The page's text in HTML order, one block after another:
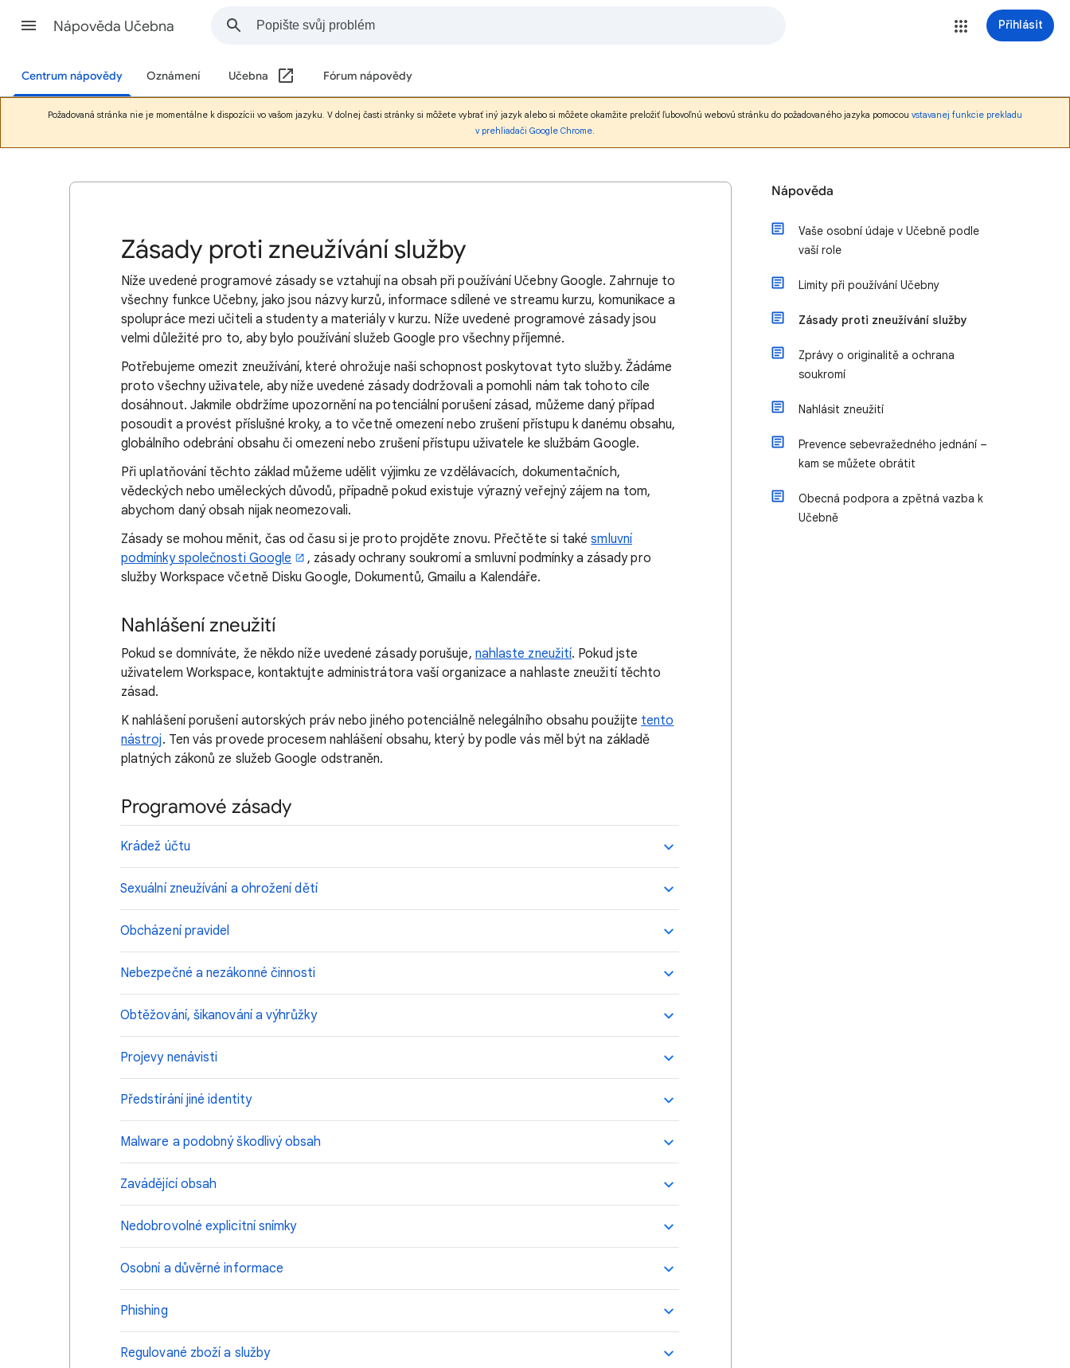
Nápověda Učebna Přihlásit
Centrum nápovědy Oznámení Učebna Fórum nápovědy
Požadovaná stránka nie je momentálne k dispozícii vo vašom jazyku. V dolnej časti stránky si môžete vybrať iný jazyk alebo si môžete okamžite preložiť ľubovoľnú webovú stránku do požadovaného jazyka pomocou vstavanej funkcie prekladu
v prehliadači Google Chrome.
Zásady proti zneužívání služby
Níže uvedené programové zásady se vztahují na obsah při používání Učebny Google. Zahrnuje to
všechny funkce Učebny, jako jsou názvy kurzů, informace sdílené ve streamu kurzu, komunikace a
spolupráce mezi učiteli a studenty a materiály v kurzu. Níže uvedené programové zásady jsou
velmi důležité pro to, aby bylo používání služeb Google pro všechny příjemné.
Potřebujeme omezit zneužívání, které ohrožuje naši schopnost poskytovat tyto služby. Žádáme
proto všechny uživatele, aby níže uvedené zásady dodržovali a pomohli nám tak tohoto cíle
dosáhnout. Jakmile obdržíme upozornění na potenciální porušení zásad, můžeme daný případ
posoudit a provést příslušné kroky, a to včetně omezení nebo zrušení přístupu k danému obsahu,
globálního odebrání obsahu či omezení nebo zrušení přístupu uživatele ke službám Google.
Při uplatňování těchto základ můžeme udělit výjimku ze vzdělávacích, dokumentačních,
vědeckých nebo uměleckých důvodů, případně pokud existuje výrazný veřejný zájem na tom,
abychom daný obsah nijak neomezovali.
Zásady se mohou měnit, čas od času si je proto projděte znovu. Přečtěte si takésmluvní
podmínky společnosti Google
, zásady ochrany soukromí a smluvní podmínky a zásady pro
služby Workspace včetně Disku Google, Dokumentů, Gmailu a Kalendáře.
Nahlášení zneužití
Pokud se domníváte, že někdo níže uvedené zásady porušuje, nahlaste zneužití. Pokud jste
uživatelem Workspace, kontaktujte administrátora vaší organizace a nahlaste zneužití těchto
zásad.
K nahlášení porušení autorských práv nebo jiného potenciálně nelegálního obsahu použijte tento
nástroj. Ten vás provede procesem nahlášení obsahu, který by podle vás měl být na základě
platných zákonů ze služeb Google odstraněn.
Programové zásady
Krádež účtu
Sexuální zneužívání a ohrožení dětí
Obcházení pravidel
Nebezpečné a nezákonné činnosti
Obtěžování, šikanování a výhrůžky
Projevy nenávisti
Předstírání jiné identity
Malware a podobný škodlivý obsah
Zavádějící obsah
Nedobrovolné explicitní snímky
Osobní a důvěrné informace
Phishing
Regulované zboží a služby
Nápověda
Vaše osobní údaje v Učebně podle
vaší role
Limity při používání Učebny
Zásady proti zneužívání služby
Zprávy o originalitě a ochrana
soukromí
Nahlásit zneužití
Prevence sebevražedného jednání –
kam se můžete obrátit
Obecná podpora a zpětná vazba k
Učebně